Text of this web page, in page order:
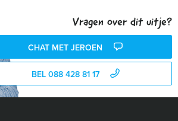
Vragen over dit uitje?
CHAT MET JEROEN
BEL 088 428 81 17